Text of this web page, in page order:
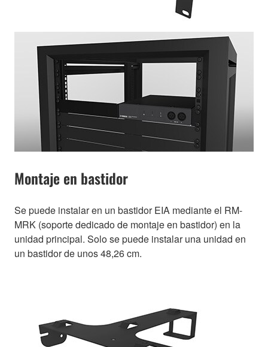
Montaje en bastidor
Se puede instalar en un bastidor EIA mediante el RM-
MRK (soporte dedicado de montaje en bastidor) en la
unidad principal. Solo se puede instalar una unidad en
un bastidor de unos 48,26 cm.